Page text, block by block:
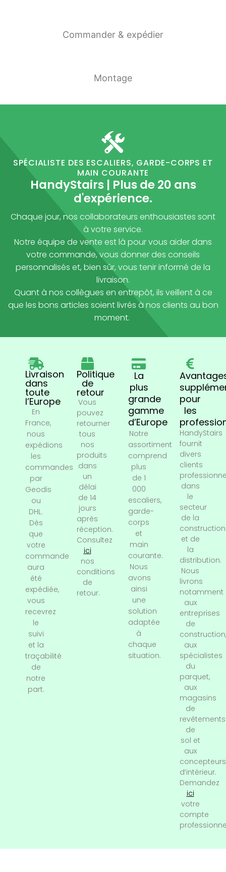
Commander & expédier
Montage
SPÉCIALISTE DES ESCALIERS, GARDE-CORPS ET
MAIN COURANTE
HandyStairs | Plus de 20 ans
d'expérience.
Chaque jour, nos collaborateurs enthousiastes sont
à votre service.
Notre équipe de vente est là pour vous aider dans
votre commande, vous donner des conseils
personnalisés et, bien sûr, vous tenir informé de la
livraison.
Quant à nos collègues en entrepôt, ils veillent à ce
que les bons articles soient livrés à nos clients au bon
moment.
Livraison
dans
toute
l’Europe
En
France,
nous
expédions
les
commandes
par
Geodis
ou
DHL.
Dès
que
votre
commande
aura
été
expédiée,
vous
recevrez
le
suivi
et la
traçabilité
de
notre
part.
Politique
de
retour
Vous
pouvez
retourner
tous
nos
produits
dans
un
délai
de 14
jours
après
réception.
Consultez
ici
nos
conditions
de
retour.
La
plus
grande
gamme
d’Europe
Notre
assortiment
comprend
plus
de 1
000
escaliers,
garde-
corps
et
main
courante.
Nous
avons
ainsi
une
solution
adaptée
à
chaque
situation.
pour
les
HandyStairs
fournit
divers
clients
dans
le
secteur
de la
construction
et de
la
distribution.
Nous
livrons
notamment
aux
entreprises
de
construction,
aux
spécialistes
du
parquet,
aux
magasins
de
revêtements
de
sol et
aux
concepteurs
d’intérieur.
Demandez
ici
votre
compte